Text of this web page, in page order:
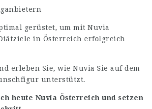
gerüstet, um mit Nuvia
in Österreich erfolgreich
erleben Sie, wie Nuvia Sie auf dem
unterstützt.
heute Nuvia Österreich und setzen